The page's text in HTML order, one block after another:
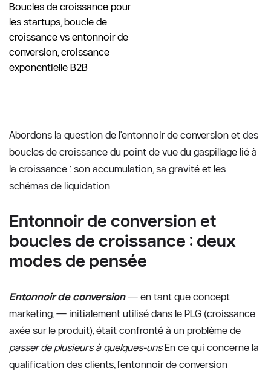
Boucles de croissance pour
les startups, boucle de
croissance vs entonnoir de
conversion, croissance
exponentielle B2B
Abordons la question de l'entonnoir de conversion et des
boucles de croissance du point de vue du gaspillage lié à
la croissance : son accumulation, sa gravité et les
schémas de liquidation.
Entonnoir de conversion et
boucles de croissance : deux
modes de pensée
Entonnoir de conversion — en tant que concept
marketing, — initialement utilisé dans le PLG (croissance
passer de plusieurs à quelques-uns En ce qui concerne la
qualification des clients, l'entonnoir de conversion